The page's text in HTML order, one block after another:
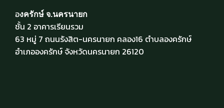
องครักษ์ จ.นครนายก
ชั้น 2 อาคารเรียนรวม
63 หมู่ 7 ถนนรังสิต-นครนายก คลอง16 ตำบลองครักษ์
อำเภอองครักษ์ จังหวัดนครนายก 26120